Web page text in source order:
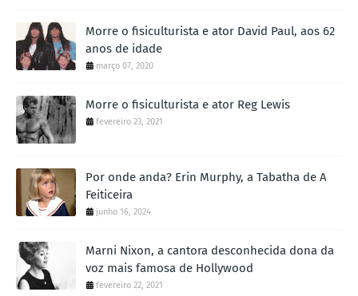
Morre o fisiculturista e ator David Paul, aos 62
anos de idade
março 07, 2020
Morre o fisiculturista e ator Reg Lewis
fevereiro 23, 2021
Por onde anda? Erin Murphy, a Tabatha de A
Feiticeira
junho 16, 2024
Marni Nixon, a cantora desconhecida dona da
voz mais famosa de Hollywood
fevereiro 22, 2021